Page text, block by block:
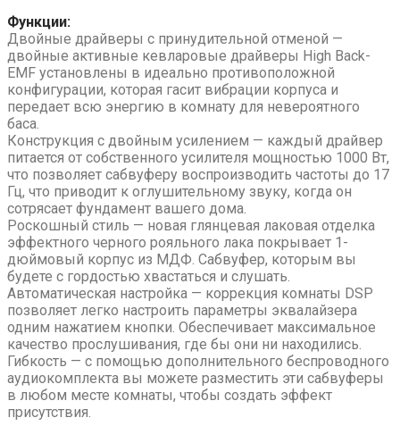
Функции:
Двойные драйверы с принудительной отменой —
двойные активные кевларовые драйверы High Back-
EMF установлены в идеально противоположной
конфигурации, которая гасит вибрации корпуса и
передает всю энергию в комнату для невероятного
баса.
Конструкция с двойным усилением — каждый драйвер
питается от собственного усилителя мощностью 1000 Вт,
что позволяет сабвуферу воспроизводить частоты до 17
Гц, что приводит к оглушительному звуку, когда он
сотрясает фундамент вашего дома.
Роскошный стиль — новая глянцевая лаковая отделка
эффектного черного рояльного лака покрывает 1-
дюймовый корпус из МДФ. Сабвуфер, которым вы
будете с гордостью хвастаться и слушать.
Автоматическая настройка — коррекция комнаты DSP
позволяет легко настроить параметры эквалайзера
одним нажатием кнопки. Обеспечивает максимальное
качество прослушивания, где бы они ни находились.
Гибкость — с помощью дополнительного беспроводного
аудиокомплекта вы можете разместить эти сабвуферы
в любом месте комнаты, чтобы создать эффект
присутствия.